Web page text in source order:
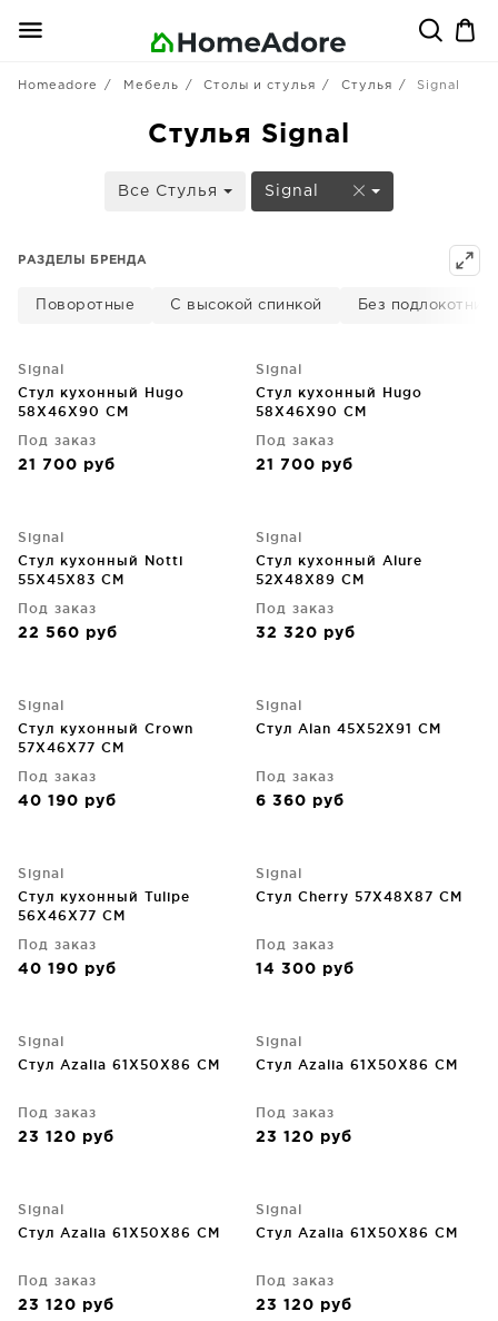
Homeadore Мебель Столы и стулья Стулья Signal
Стулья Signal
Все Стулья Signal
РАЗДЕЛЫ БРЕНДА
Поворотные С высокой спинкой Без
Signal
Стул кухонный Hugo
58X46X90 CM
Под заказ
21 700 руб
Signal
Стул кухонный Hugo
58X46X90 CM
Под заказ
21 700 руб
Signal
Стул кухонный Notti
55X45X83 CM
Под заказ
22 560 руб
Signal
Стул кухонный Alure
52X48X89 CM
Под заказ
32 320 руб
Signal
Стул кухонный Crown
57X46X77 CM
Под заказ
40 190 руб
Signal
Стул Alan 45X52X91 CM
Под заказ
6 360 руб
Signal
Стул кухонный Tulipe
56X46X77 CM
Под заказ
40 190 руб
Signal
Стул Cherry 57X48X87 CM
Под заказ
14 300 руб
Signal
Стул Azalia 61X50X86 CM
Под заказ
23 120 руб
Signal
Стул Azalia 61X50X86 CM
Под заказ
23 120 руб
Signal
Стул Azalia 61X50X86 CM
Под заказ
23 120 руб
Signal
Стул Azalia 61X50X86 CM
Под заказ
23 120 руб